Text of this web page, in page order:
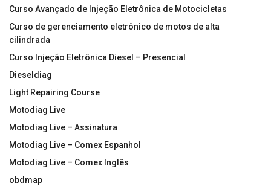
Curso Avançado de Injeção Eletrônica de Motocicletas
Curso de gerenciamento eletrônico de motos de alta
cilindrada
Curso Injeção Eletrônica Diesel – Presencial
Dieseldiag
Light Repairing Course
Motodiag Live
Motodiag Live – Assinatura
Motodiag Live – Comex Espanhol
Motodiag Live – Comex Inglês
obdmap